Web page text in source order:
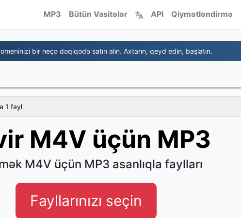
MP3 Bütün Vasitələr API Qiymətləndirmə
bir neçə dəqiqədə satın alın. Axtarın, qeyd edin, başlatın.
1 fayl
M4V üçün MP3
M4V üçün MP3 asanlıqla faylları
Fayllarınızı seçin